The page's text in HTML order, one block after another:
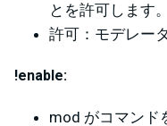
とを許可します。
許可：モデレー
!enable:
mod がコマンド